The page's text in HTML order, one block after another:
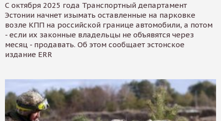
С октября 2025 года Транспортный департамент
Эстонии начнет изымать оставленные на парковке
возле КПП на российской границе автомобили, а потом
- если их законные владельцы не объявятся через
месяц - продавать. Об этом сообщает эстонское
издание ERR